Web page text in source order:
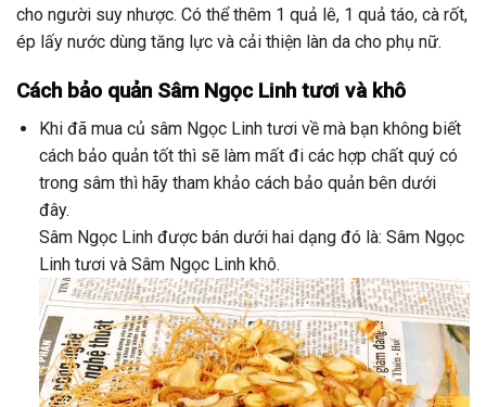
cho người suy nhược. Có thể thêm 1 quả lê, 1 quả táo, cà rốt,
ép lấy nước dùng tăng lực và cải thiện làn da cho phụ nữ.
Cách bảo quản Sâm Ngọc Linh tươi và khô
Khi đã mua củ sâm Ngọc Linh tươi về mà bạn không biết
cách bảo quản tốt thì sẽ làm mất đi các hợp chất quý có
trong sâm thì hãy tham khảo cách bảo quản bên dưới
đây.
Sâm Ngọc Linh được bán dưới hai dạng đó là: Sâm Ngọc
Linh tươi và Sâm Ngọc Linh khô.